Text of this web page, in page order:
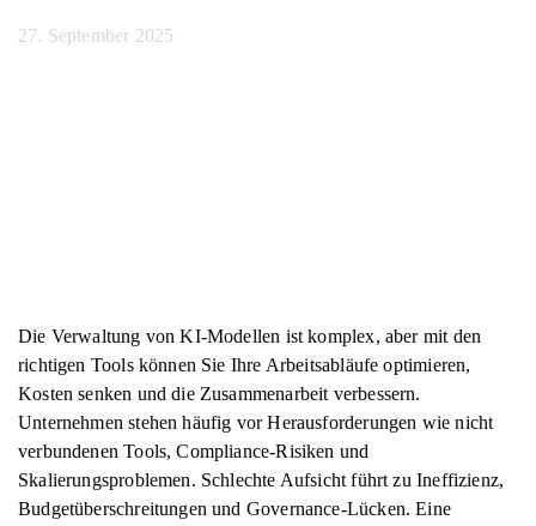
27. September 2025
Die Verwaltung von KI-Modellen ist komplex, aber mit den
richtigen Tools können Sie Ihre Arbeitsabläufe optimieren,
Kosten senken und die Zusammenarbeit verbessern.
Unternehmen stehen häufig vor Herausforderungen wie nicht
verbundenen Tools, Compliance-Risiken und
Skalierungsproblemen. Schlechte Aufsicht führt zu Ineffizienz,
Budgetüberschreitungen und Governance-Lücken. Eine